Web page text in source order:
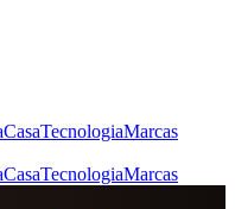
CasaTecnologiaMarcas
CasaTecnologiaMarcas